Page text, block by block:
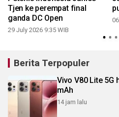
Tjen ke perempat final
ganda DC Open
29 July 2026 9:35 WIB
Berita Terpopuler
Vivo V80 Lite 5G
mAh
14 jam lalu